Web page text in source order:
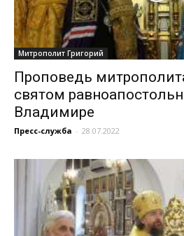
Митрополит Григорий
Проповедь
святом
Владимире
Пресс-служба - 28.07.2022